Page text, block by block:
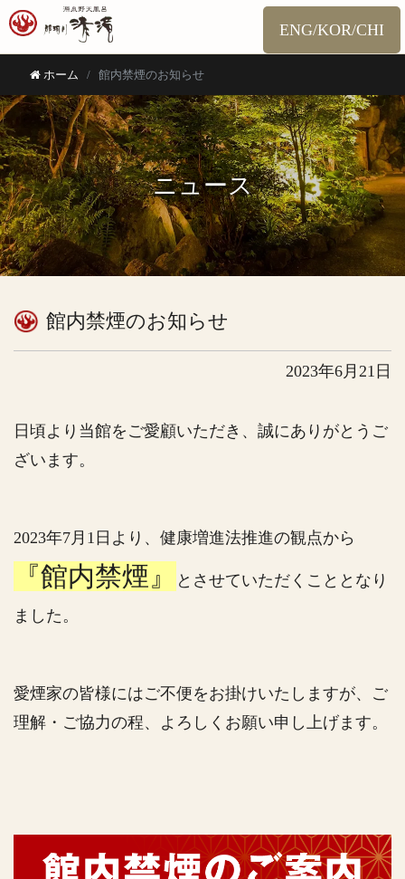
ENG/KOR/CHI
ホーム 館内禁煙のお知らせ
ニュース
館内禁煙のお知らせ
2023年6月21日
日頃より当館をご愛顧いただき、誠にありがとうご
ざいます。
2023年7月1日より、健康増進法推進の観点から
『館内禁煙』
とさせていただくこととなり
ました。
愛煙家の皆様にはご不便をお掛けいたしますが、ご
理解・ご協力の程、よろしくお願い申し上げます。